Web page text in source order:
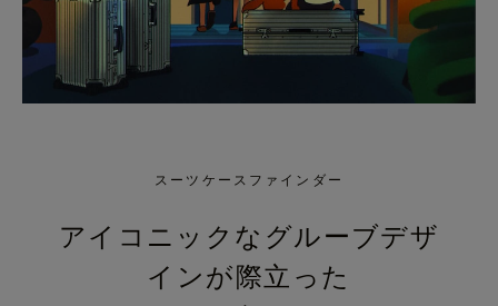
スーツケースファインダー
アイコニックなグルーブデザ
インが際立った